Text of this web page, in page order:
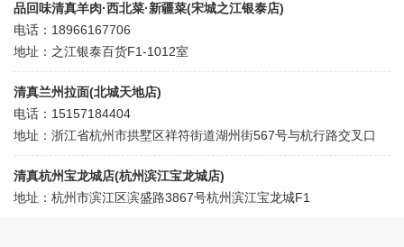
品回味清真羊肉·西北菜·新疆菜(宋城之江银泰店)
电话：18966167706
地址：之江银泰百货F1-1012室
清真兰州拉面(北城天地店)
电话：15157184404
地址：浙江省杭州市拱墅区祥符街道湖州街567号与杭行路交叉口
清真杭州宝龙城店(杭州滨江宝龙城店)
地址：杭州市滨江区滨盛路3867号杭州滨江宝龙城F1